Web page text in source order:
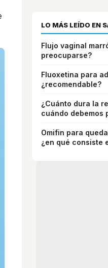
LO MÁS LEÍDO EN
Flujo vaginal
preocuparse?
Fluoxetina para
¿recomendable?
¿Cuánto dura la
cuándo debemos
Omifin para
¿en qué consiste